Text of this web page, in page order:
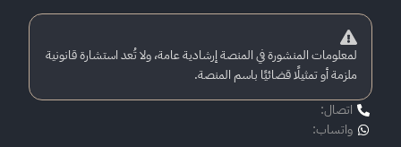
لمعلومات المنشورة في المنصة إرشادية عامة، ولا تُعد استشارة قانونية
ملزمة أو تمثيلًا قضائيًا باسم المنصة.
اتصال:
واتساب: